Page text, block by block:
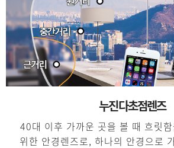
누진다초점렌즈
40대 이후 가까운 곳을 볼 때 흐릿
위한 안경렌즈로, 하나의 안경으로